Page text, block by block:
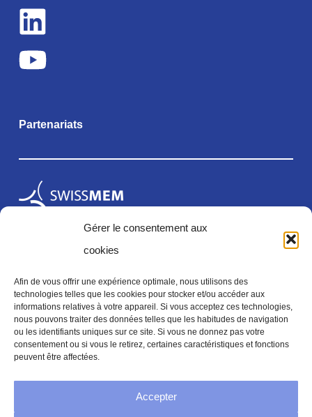
Gérer le consentement aux
cookies
Afin de vous offrir une expérience optimale, nous utilisons des
technologies telles que les cookies pour stocker et/ou accéder aux
informations relatives à votre appareil. Si vous acceptez ces technologies,
nous pouvons traiter des données telles que les habitudes de navigation
ou les identifiants uniques sur ce site. Si vous ne donnez pas votre
consentement ou si vous le retirez, certaines caractéristiques et fonctions
peuvent être affectées.
Accepter
Partenariats
Mentions légales
Mentions legales